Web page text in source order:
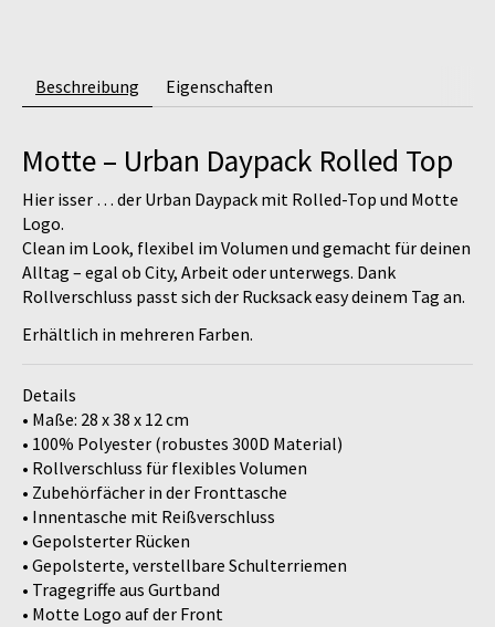
Beschreibung Eigenschaften
Motte – Urban Daypack Rolled Top
Hier isser … der Urban Daypack mit Rolled-Top und Motte
Logo.
Clean im Look, flexibel im Volumen und gemacht für deinen
Alltag – egal ob City, Arbeit oder unterwegs. Dank
Rollverschluss passt sich der Rucksack easy deinem Tag an.
Erhältlich in mehreren Farben.
Details
• Maße: 28 x 38 x 12 cm
• 100% Polyester (robustes 300D Material)
• Rollverschluss für flexibles Volumen
• Zubehörfächer in der Fronttasche
• Innentasche mit Reißverschluss
• Gepolsterter Rücken
• Gepolsterte, verstellbare Schulterriemen
• Tragegriffe aus Gurtband
• Motte Logo auf der Front